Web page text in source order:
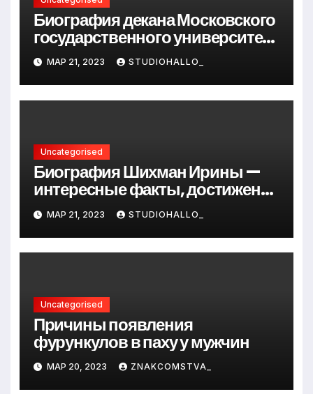
Биография декана Московского
государственного университета
Андрея Сидорова — от студента
до руководителя
МАР 21, 2023 STUDIOHALLO_
Uncategorised
Биография Шихман Ирины —
интересные факты, достижения
и путь к успеху
МАР 21, 2023 STUDIOHALLO_
Uncategorised
Причины появления
фурункулов в паху у мужчин
МАР 20, 2023 ZNAKCOMSTVA_